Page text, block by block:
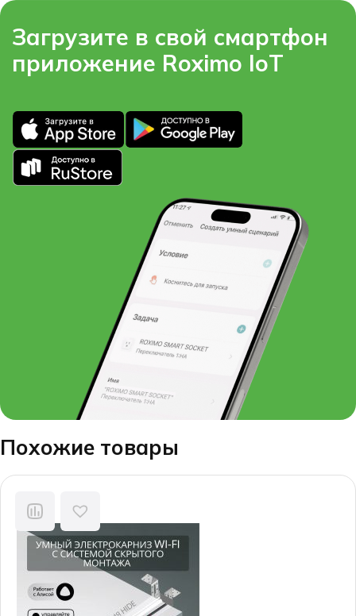
Загрузите в свой смартфон
приложение Roximo IoT
Похожие товары